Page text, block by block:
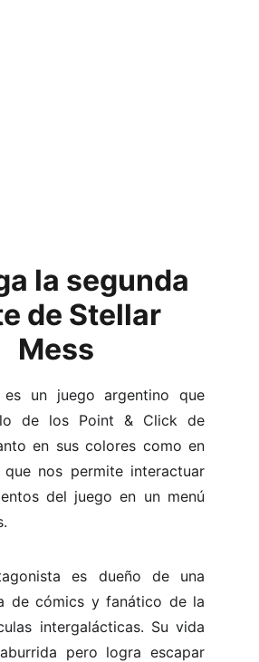
la segunda
de Stellar
Mess
es un juego argentino que
de los Point & Click de
en sus colores como en
que nos permite interactuar
del juego en un menú
es dueño de una
de cómics y fanático de la
intergalácticas. Su vida
pero logra escapar